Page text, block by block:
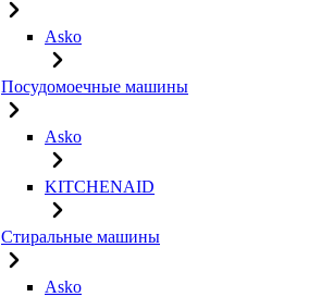
Asko
Посудомоечные машины
Asko
KITCHENAID
Стиральные машины
Asko